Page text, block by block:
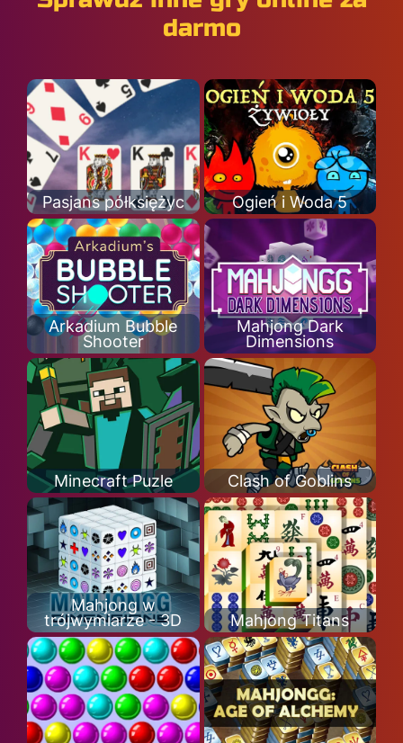
darmo
Pasjans półksiężyc Ogień i Woda 5
Arkadium Bubble
Shooter
Mahjong Dark
Dimensions
Minecraft Puzle Clash of Goblins
Mahjong w
trójwymiarze - 3D
Mahjong Titans